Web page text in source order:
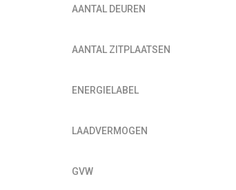
AANTAL DEUREN
AANTAL ZITPLAATSEN
ENERGIELABEL
LAADVERMOGEN
GVW